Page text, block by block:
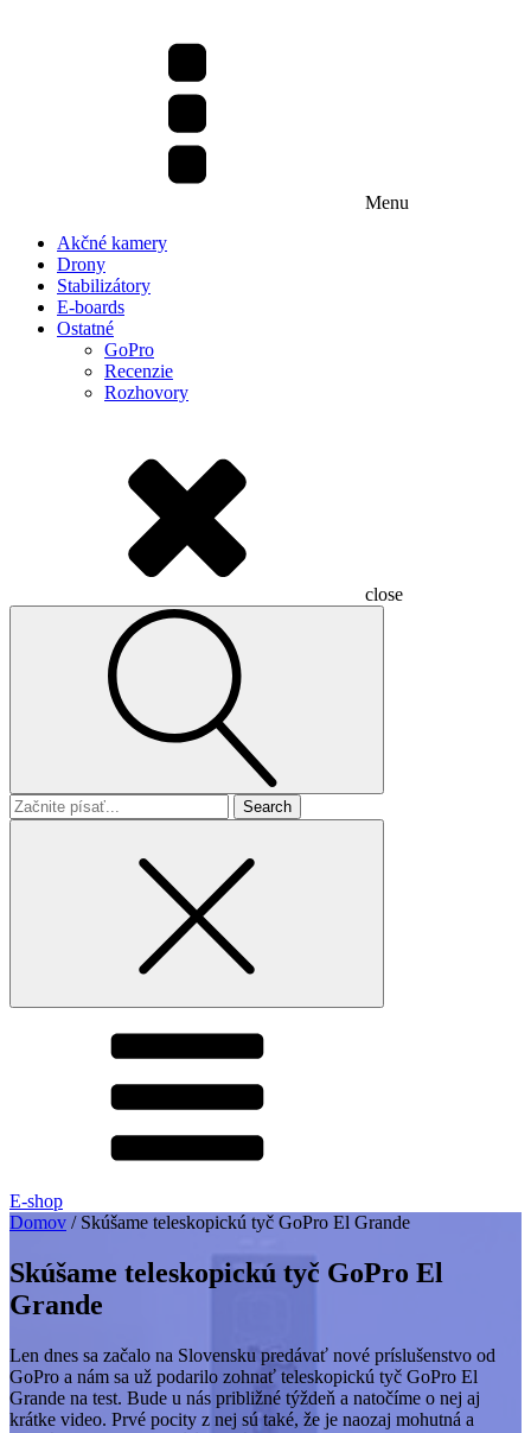
Menu
Akčné kamery
Drony
Stabilizátory
E-boards
Ostatné
GoPro
Recenzie
Rozhovory
close
Search
for
E-shop
Domov / Skúšame teleskopickú tyč GoPro El Grande
Skúšame teleskopickú tyč GoPro El
Grande
Len dnes sa začalo na Slovensku predávať nové príslušenstvo od
GoPro a nám sa už podarilo zohnať teleskopickú tyč GoPro El
Grande na test. Bude u nás približné týždeň a natočíme o nej aj
krátke video. Prvé pocity z nej sú také, že je naozaj mohutná a